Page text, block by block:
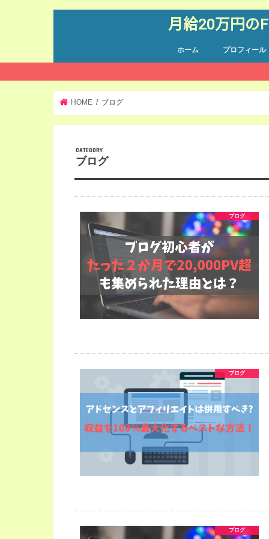
月給20万円の
ホーム プロフィール
HOME ブログ
ブログ
ブログ
ブログ
ブログ